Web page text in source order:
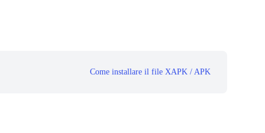
Come installare il file XAPK / APK